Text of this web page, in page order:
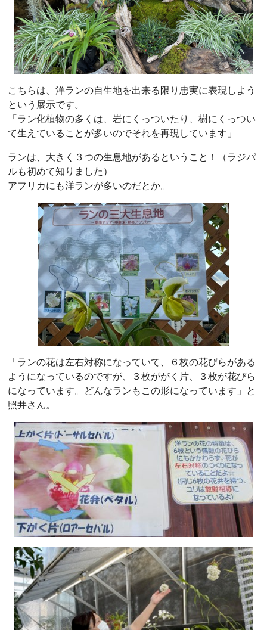
こちらは、洋ランの自生地を出来る限り忠実に表現しよう
という展示です。
「ラン化植物の多くは、岩にくっついたり、樹にくっつい
て生えていることが多いのでそれを再現しています」
ランは、大きく３つの生息地があるということ！（ラジパ
ルも初めて知りました）
アフリカにも洋ランが多いのだとか。
「ランの花は左右対称になっていて、６枚の花びらがある
ようになっているのですが、３枚ががく片、３枚が花びら
になっています。どんなランもこの形になっています」と
照井さん。